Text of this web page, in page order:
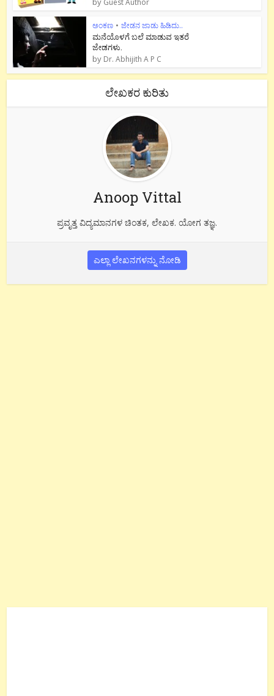
Guest Author
ಅಂಕಣ • ಜೇಡನ ಜಾಡು ಹಿಡಿದು..
ಮನೆಯೊಳಗೆ ಬಲೆ ಮಾಡುವ ಇತರೆ
ಜೇಡಗಳು.
by Dr. Abhijith A P C
ಲೇಖಕರ ಕುರಿತು
Anoop Vittal
ಪ್ರವೃತ್ತ ವಿದ್ಯಮಾನಗಳ ಚಿಂತಕ, ಲೇಖಕ. ಯೋಗ ತಜ್ಞ.
ಎಲ್ಲಾ ಲೇಖನಗಳನ್ನು ನೋಡಿ